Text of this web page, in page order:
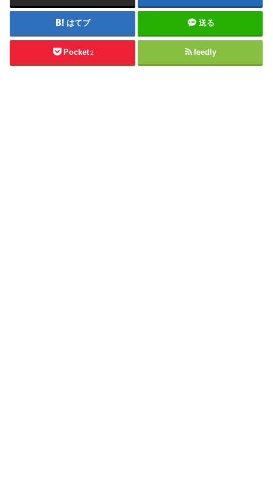
はてブ 送る
Pocket2 feedly